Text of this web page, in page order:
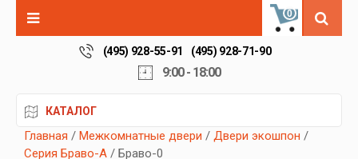
0
(495) 928-55-91 (495) 928-71-90
9:00 - 18:00
КАТАЛОГ
Главная / Межкомнатные двери / Двери экошпон /
Серия Браво-А / Браво-0